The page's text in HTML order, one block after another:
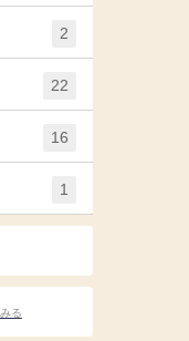
2
22
16
1